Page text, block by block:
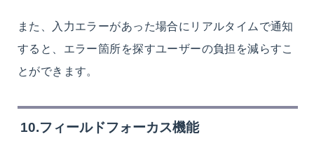
また、入力エラーがあった場合にリアルタイムで通知
すると、エラー箇所を探すユーザーの負担を減らすこ
とができます。
10.フィールドフォーカス機能